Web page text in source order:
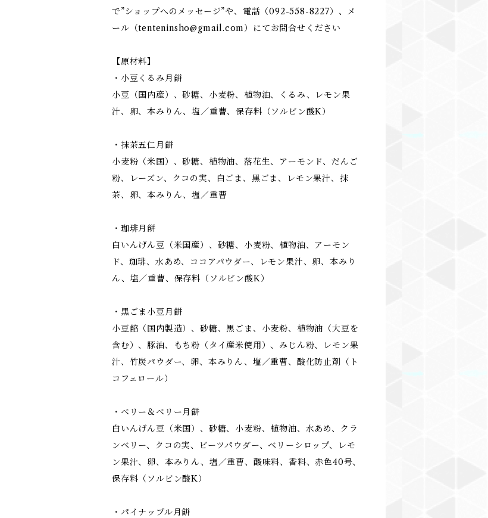
で”ショップへのメッセージ”や、電話（092-558-8227）、メ
ール（tenteninsho@gmail.com）にてお問合せください
【原材料】
・小豆くるみ月餅
小豆（国内産）、砂糖、小麦粉、植物油、くるみ、レモン果
汁、卵、本みりん、塩／重曹、保存料（ソルビン酸K）
・抹茶五仁月餅
小麦粉（米国）、砂糖、植物油、落花生、アーモンド、だんご
粉、レーズン、クコの実、白ごま、黒ごま、レモン果汁、抹
茶、卵、本みりん、塩／重曹
・珈琲月餅
白いんげん豆（米国産）、砂糖、小麦粉、植物油、アーモン
ド、珈琲、水あめ、ココアパウダー、レモン果汁、卵、本みり
ん、塩／重曹、保存料（ソルビン酸K）
・黒ごま小豆月餅
小豆餡（国内製造）、砂糖、黒ごま、小麦粉、植物油（大豆を
含む）、豚油、もち粉（タイ産米使用）、みじん粉、レモン果
汁、竹炭パウダー、卵、本みりん、塩／重曹、酸化防止剤（ト
コフェロール）
・ベリー＆ベリー月餅
白いんげん豆（米国）、砂糖、小麦粉、植物油、水あめ、クラ
ンベリー、クコの実、ビーツパウダー、ベリーシロップ、レモ
ン果汁、卵、本みりん、塩／重曹、酸味料、香料、赤色40号、
保存料（ソルビン酸K）
・パイナップル月餅